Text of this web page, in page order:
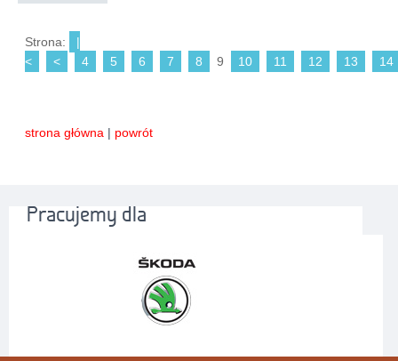
Strona:
|
<
< 4 5 6 7 8 9 10 11 12 13 14
strona główna | powrót
Pracujemy dla